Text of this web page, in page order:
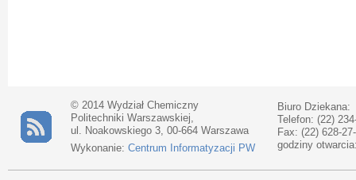
© 2014 Wydział Chemiczny
Politechniki Warszawskiej,
ul. Noakowskiego 3, 00-664 Warszawa
Wykonanie: Centrum Informatyzacji PW
Biuro Dziekana:
Telefon: (22)
Fax: (22) 628-
godziny